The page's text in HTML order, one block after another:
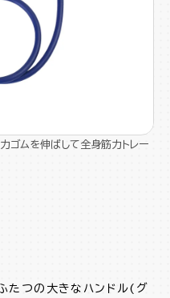
ゴムを伸ばして全身筋力トレー
たつの大きなハンドル(グ